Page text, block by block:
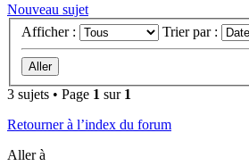
Nouveau sujet
Afficher :
Trier par :
3 sujets • Page 1 sur 1
Retourner à l’index du forum
Aller à